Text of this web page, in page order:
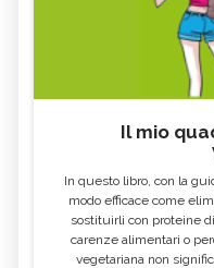
Il mio
In questo libro, con la
modo efficace come
sostituirli con proteine
carenze alimentari o
vegetariana non